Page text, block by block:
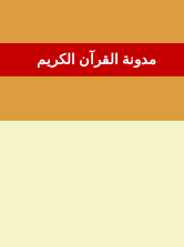
مدونة القرآن الكريم